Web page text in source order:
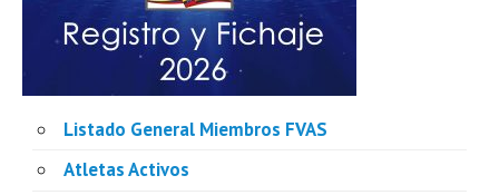
Listado General Miembros FVAS
Atletas Activos